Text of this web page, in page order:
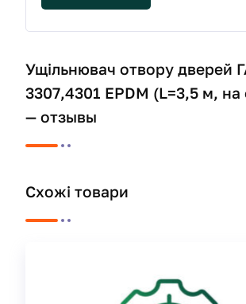
Ущільнювач отвору дверей
3307,4301 EPDM (L=3,5 м, на
— отзывы
Схожі товари